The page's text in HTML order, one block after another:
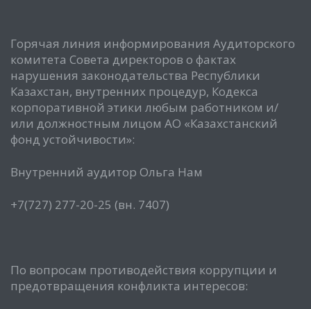
Горячая линия информирования Аудиторского
комитета Совета директоров о фактах
нарушения законодательства Республики
Казахстан, внутренних процедур, Кодекса
корпоративной этики любым работником и/
или должностным лицом АО «Казахстанский
фонд устойчивости»:
Внутренний аудитор Ольга Нам
+7(727) 277-20-25 (вн. 7407)
По вопросам противодействия коррупции и
предотвращения конфликта интересов: